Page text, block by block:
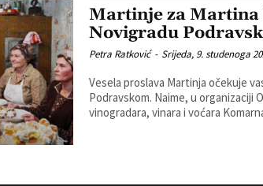
Martinje za Martina
Novigradu
Petra Ratković - Srijeda, 9. studenoga
Vesela proslava Martinja očekuje
Podravskom. Naime, u organizaciji Općine Novigrad Podravski i Udruge
vinogradara, vinara i voćara